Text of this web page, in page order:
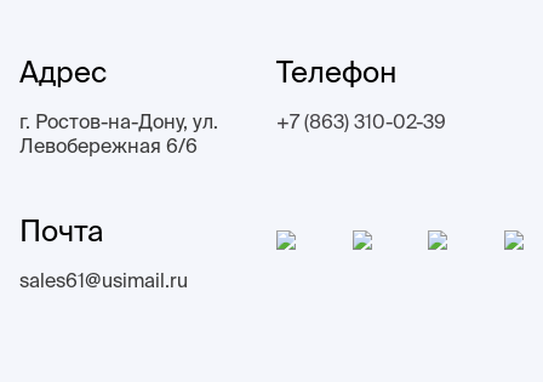
Адрес
г. Ростов-на-Дону, ул.
Левобережная 6/6
Телефон
+7 (863) 310-02-39
Почта
sales61@usimail.ru